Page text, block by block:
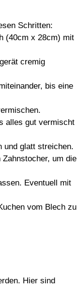
Schritten:
(40cm x 28cm) mit
cremig
bis eine
alles gut vermischt
und glatt streichen.
um die
Eventuell mit
vom Blech zu
Hier sind